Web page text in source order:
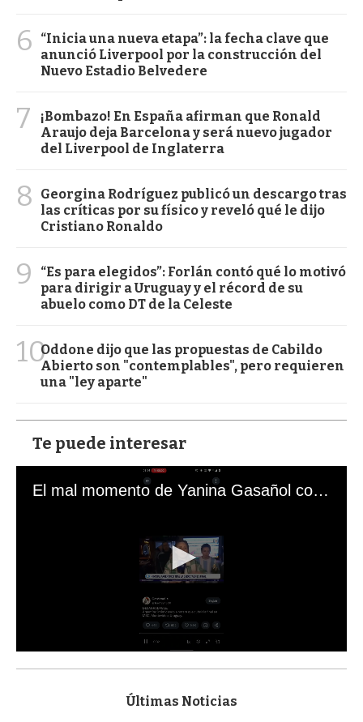
6
“Inicia una nueva etapa”: la fecha clave que
anunció Liverpool por la construcción del
Nuevo Estadio Belvedere
7
¡Bombazo! En España afirman que Ronald
Araujo deja Barcelona y será nuevo jugador
del Liverpool de Inglaterra
8
Georgina Rodríguez publicó un descargo tras
las críticas por su físico y reveló qué le dijo
Cristiano Ronaldo
9
“Es para elegidos”: Forlán contó qué lo motivó
para dirigir a Uruguay y el récord de su
abuelo como DT de la Celeste
10Oddone dijo que las propuestas de Cabildo
Abierto son "contemplables", pero requieren
una "ley aparte"
Te puede interesar
El mal momento de Yanina Gasañol con un hincha argentino en "Subrayado"
s
Últimas Noticias